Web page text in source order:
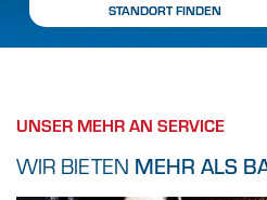
STANDORT FINDEN
UNSER MEHR AN SERVICE
WIR BIETEN MEHR ALS